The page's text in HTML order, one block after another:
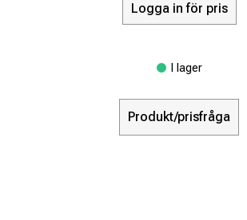
Logga in för pris
I lager
Produkt/prisfråga